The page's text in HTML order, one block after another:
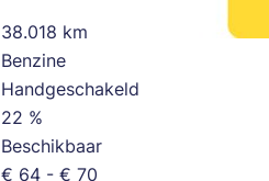
38.018 km
Benzine
Handgeschakeld
22 %
Beschikbaar
€ 64 - € 70